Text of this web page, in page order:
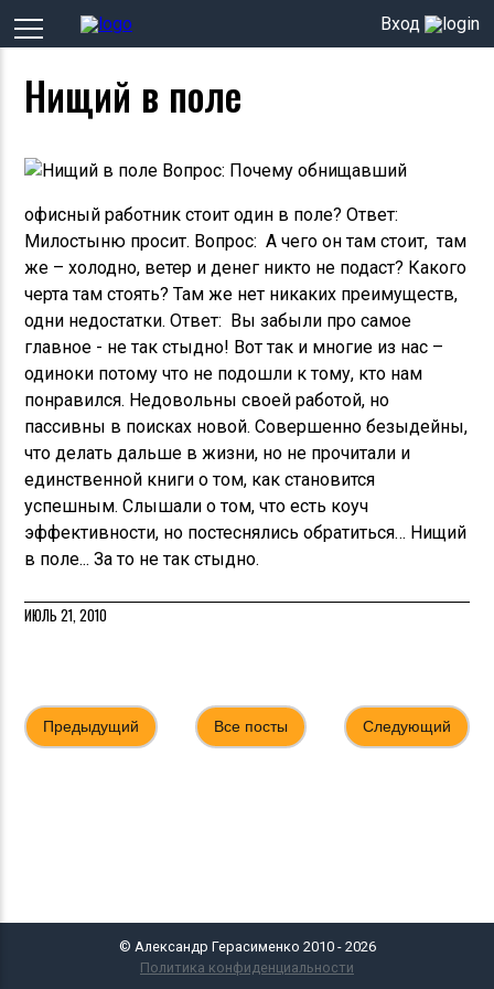
Вход
Нищий в поле
Вопрос: Почему обнищавший
офисный работник стоит один в поле? Ответ:
Милостыню просит. Вопрос: А чего он там стоит, там
же – холодно, ветер и денег никто не подаст? Какого
черта там стоять? Там же нет никаких преимуществ,
одни недостатки. Ответ: Вы забыли про самое
главное - не так стыдно! Вот так и многие из нас –
одиноки потому что не подошли к тому, кто нам
понравился. Недовольны своей работой, но
пассивны в поисках новой. Совершенно безыдейны,
что делать дальше в жизни, но не прочитали и
единственной книги о том, как становится
успешным. Слышали о том, что есть коуч
эффективности, но постеснялись обратиться… Нищий
в поле... За то не так стыдно.
ИЮЛЬ 21, 2010
Предыдущий Все посты Следующий
© Александр Герасименко 2010 - 2026
Политика конфиденциальности